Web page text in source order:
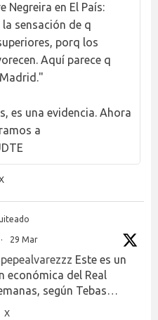
Negreira en El País:
sensación de q
porq los
Aquí parece q
es una evidencia. Ahora
a
· 29 Mar
Este es un
económica del Real
según Tebas…
X